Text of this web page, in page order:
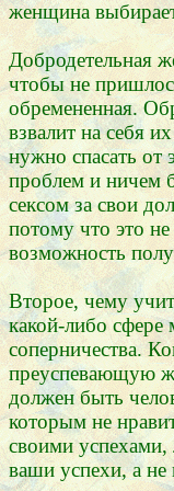
женщина
Добродетельная
чтобы не
обремененная.
взвалит на себя
нужно спасать от
проблем и ничем
сексом за свои
потому что это
возможность
Второе, чему
какой-либо
соперничества.
преуспевающую
должен быть
которым не
своими успехами,
ваши успехи, а не